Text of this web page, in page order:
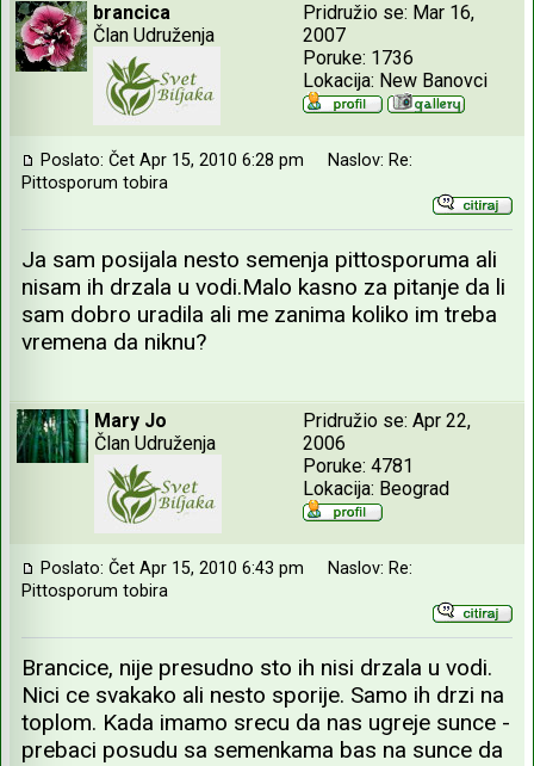
brancica
Član Udruženja
Pridružio se: Mar 16,
2007
Poruke: 1736
Lokacija: New Banovci
Poslato: Čet Apr 15, 2010 6:28 pm
Naslov: Re:
Pittosporum tobira
Ja sam posijala nesto semenja pittosporuma ali
nisam ih drzala u vodi.Malo kasno za pitanje da li
sam dobro uradila ali me zanima koliko im treba
vremena da niknu?
Mary Jo
Član Udruženja
Pridružio se: Apr 22,
2006
Poruke: 4781
Lokacija: Beograd
Poslato: Čet Apr 15, 2010 6:43 pm
Naslov: Re:
Pittosporum tobira
Brancice, nije presudno sto ih nisi drzala u vodi.
Nici ce svakako ali nesto sporije. Samo ih drzi na
toplom. Kada imamo srecu da nas ugreje sunce -
prebaci posudu sa semenkama bas na sunce da